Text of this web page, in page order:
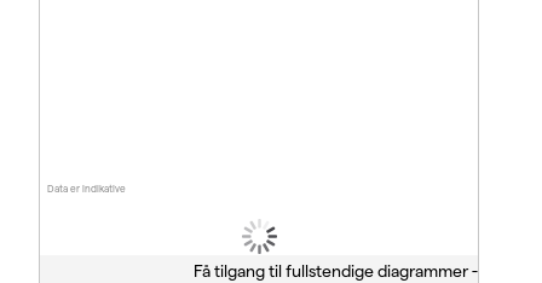
Data er indikative
Få tilgang til fullstendige diagrammer -